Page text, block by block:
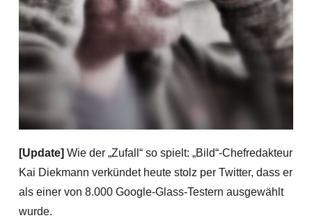
[Update] Wie der „Zufall“ so spielt: „Bild“-Chefredakteur
Kai Diekmann verkündet heute stolz per Twitter, dass er
als einer von 8.000 Google-Glass-Testern ausgewählt
wurde.